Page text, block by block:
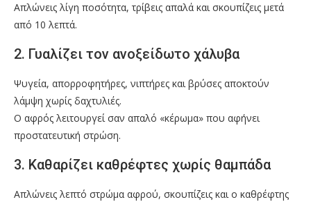
Απλώνεις λίγη ποσότητα, τρίβεις απαλά και σκουπίζεις μετά
από 10 λεπτά.
2. Γυαλίζει τον ανοξείδωτο χάλυβα
Ψυγεία, απορροφητήρες, νιπτήρες και βρύσες αποκτούν
λάμψη χωρίς δαχτυλιές.
Ο αφρός λειτουργεί σαν απαλό «κέρωμα» που αφήνει
προστατευτική στρώση.
3. Καθαρίζει καθρέφτες χωρίς θαμπάδα
Απλώνεις λεπτό στρώμα αφρού, σκουπίζεις και ο καθρέφτης